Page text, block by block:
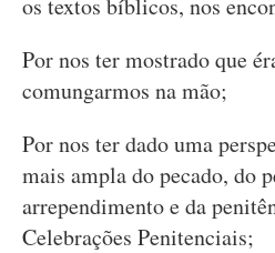
os textos bíblicos, nos
Por nos ter mostrado que
comungarmos na mão;
Por nos ter dado uma
mais ampla do pecado, do
arrependimento e da
Celebrações Penitenciais;